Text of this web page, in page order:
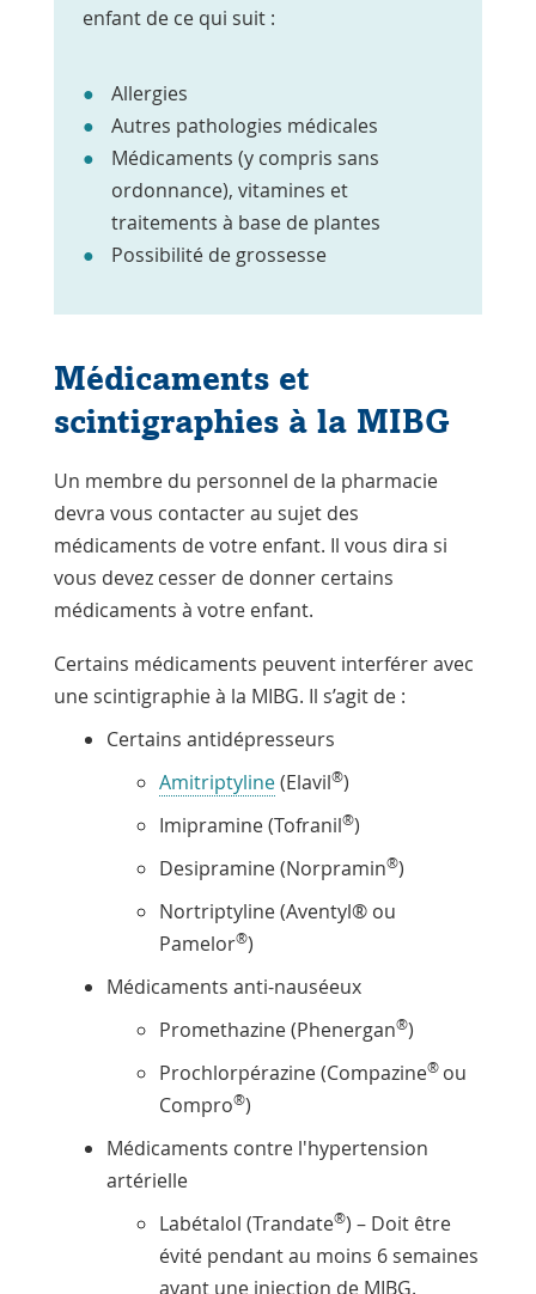
enfant de ce qui suit :
Allergies
Autres pathologies médicales
Médicaments (y compris sans
ordonnance), vitamines et
traitements à base de plantes
Possibilité de grossesse
Médicaments et
scintigraphies à la MIBG
Un membre du personnel de la pharmacie
devra vous contacter au sujet des
médicaments de votre enfant. Il vous dira si
vous devez cesser de donner certains
médicaments à votre enfant.
Certains médicaments peuvent interférer avec
une scintigraphie à la MIBG. Il s’agit de :
Certains antidépresseurs
Amitriptyline(Elavil®)
Imipramine (Tofranil®)
Desipramine (Norpramin®)
Nortriptyline (Aventyl® ou
Pamelor®)
Médicaments anti-nauséeux
Promethazine (Phenergan®)
Prochlorpérazine (Compazine® ou
Compro®)
Médicaments contre l'hypertension
artérielle
Labétalol (Trandate®) – Doit être
évité pendant au moins 6 semaines
avant une injection de MIBG.